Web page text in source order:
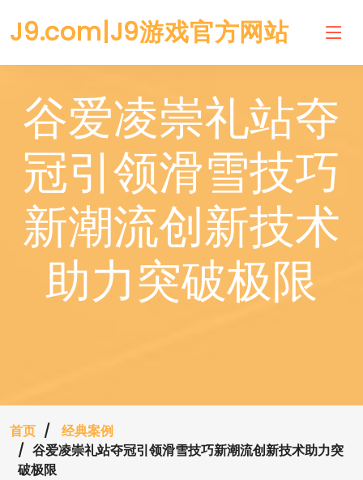
J9.com|J9游戏官方网站
谷爱凌崇礼站夺
冠引领滑雪技巧
新潮流创新技术
助力突破极限
首页
经典案例
谷爱凌崇礼站夺冠引领滑雪技巧新潮流创新技术助力突
破极限